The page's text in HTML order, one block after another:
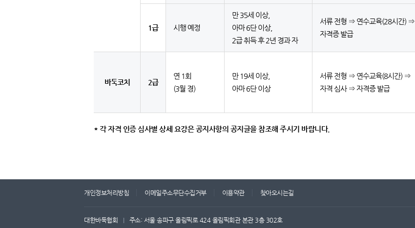
1급 시행 예정
만 35세 이상,
아마 6단 이상,
2급 취득 후 2년 경과 자
서류 전형 ⇒ 연수교육(28시간) ⇒
자격증 발급
바둑코치 2급
연 1회
(3월 경)
만 19세 이상,
아마 6단 이상
서류 전형 ⇒ 연수교육(8시간) ⇒
자격 심사 ⇒ 자격증 발급
* 각 자격 인증 심사별 상세 요강은 공지사항의 공지글을 참조해 주시기 바랍니다.
개인정보처리방침 이메일주소무단수집거부 이용약관 찾아오시는길
대한바둑협회 주소: 서울 송파구 올림픽로 424 올림픽회관 본관 3층 302호